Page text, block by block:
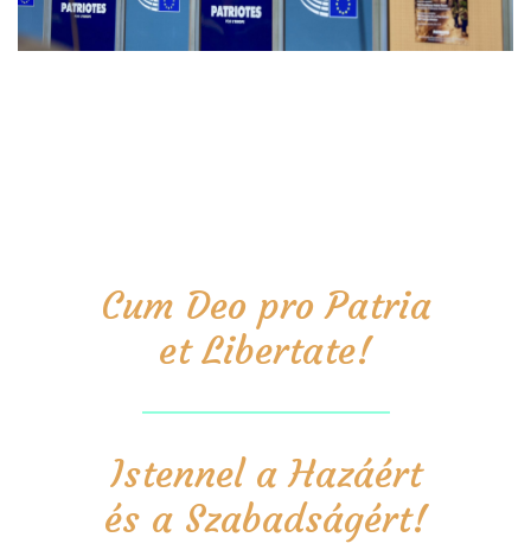
Cum Deo pro Patria
et Libertate!
Istennel a Hazáért
és a Szabadságért!